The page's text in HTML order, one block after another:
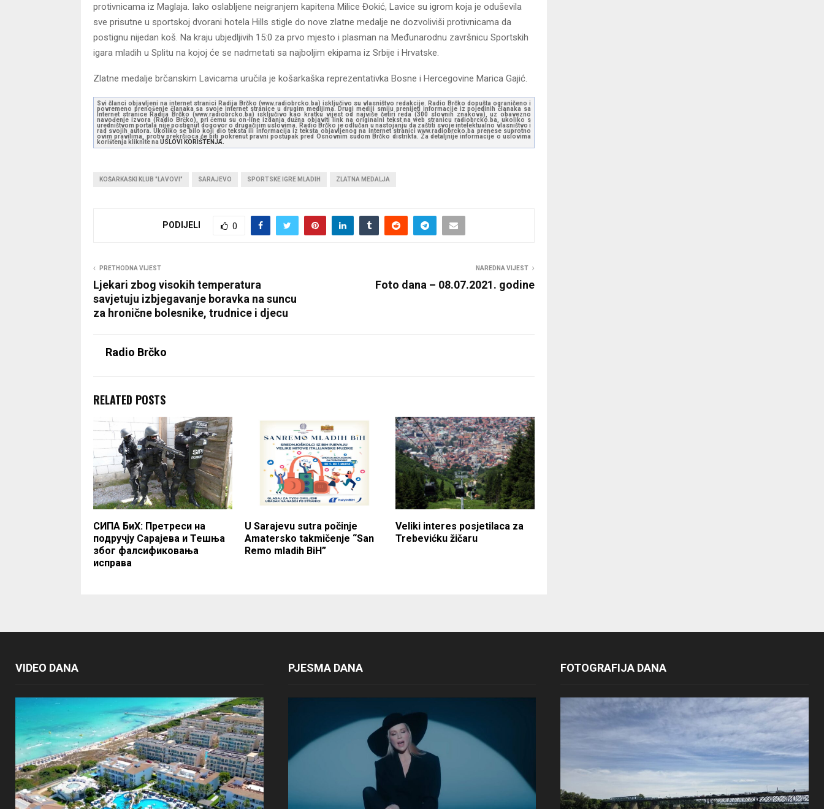
protivnicama iz Maglaja. Iako oslabljene neigranjem kapitena Milice Đokić, Lavice su igrom koja je oduševila
sve prisutne u sportskoj dvorani hotela Hills stigle do nove zlatne medalje ne dozvoliviši protivnicama da
postignu nijedan koš. Na kraju ubjedljivih 15:0 za prvo mjesto i plasman na Međunarodnu završnicu Sportskih
igara mladih u Splitu na kojoj će se nadmetati sa najboljim ekipama iz Srbije i Hrvatske.
Zlatne medalje brčanskim Lavicama uručila je košarkaška reprezentativka Bosne i Hercegovine Marica Gajić.
Svi članci objavljeni na internet stranici Radija Brčko (www.radiobrcko.ba) isključivo su vlasništvo redakcije. Radio Brčko dopušta ograničeno i
povremeno prenošenje članaka sa svoje internet stranice u drugim medijima. Drugi mediji smiju prenijeti informacije iz pojedinih članaka sa
Internet stranice Radija Brčko (www.radiobrcko.ba) isključivo kao kratku vijest od najviše četiri reda (300 slovnih znakova), uz obavezno
navođenje izvora (Radio Brčko), pri čemu su on-line izdanja dužna objaviti link na originalni tekst na web stranicu radiobrcko.ba, ukoliko s
uredništvom portala nije postignut dogovor o drugačijim uslovima. Radio Brčko je odlučan u nastojanju da zaštiti svoje intelektualno vlasništvo i
rad svojih autora. Ukoliko se bilo koji dio teksta ili informacija iz teksta objavljenog na internet stranici www.radiobrcko.ba prenese suprotno
ovim pravilima, protiv prekršioca će biti pokrenut pravni postupak pred Osnovnim sudom Brčko distrikta. Za detaljnije informacije o uslovima
korištenja kliknite na USLOVI KORIŠTENJA.
KOŠARKAŠKI KLUB "LAVOVI" SARAJEVO SPORTSKE IGRE MLADIH ZLATNA MEDALJA
PODIJELI 0
PRETHODNA VIJEST
Ljekari zbog visokih temperatura
savjetuju izbjegavanje boravka na suncu
za hronične bolesnike, trudnice i djecu
NAREDNA VIJEST
Foto dana – 08.07.2021. godine
Radio Brčko
RELATED POSTS
СИПА БиХ: Претреси на
подручју Сарајева и Тешња
због фалсификовања
исправа
U Sarajevu sutra počinje
Amatersko takmičenje “San
Remo mladih BiH”
Veliki interes posjetilaca za
Trebevićku žičaru
VIDEO DANA PJESMA DANA FOTOGRAFIJA DANA